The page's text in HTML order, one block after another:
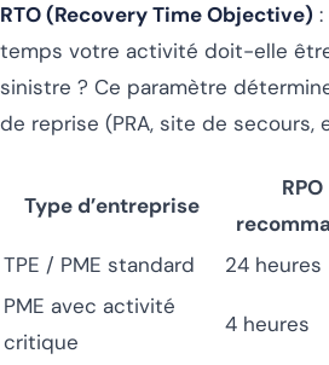
RTO (Recovery Time Objective)
temps votre activité doit-elle
sinistre ? Ce paramètre
de reprise (PRA, site de secours,
Type d’entreprise
RPO
TPE / PME standard
24 heures
PME avec activité
critique
4 heures